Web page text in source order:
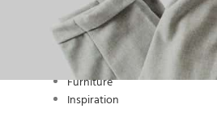
CATEGORIES
Decoration
Design trends
Furniture
Inspiration